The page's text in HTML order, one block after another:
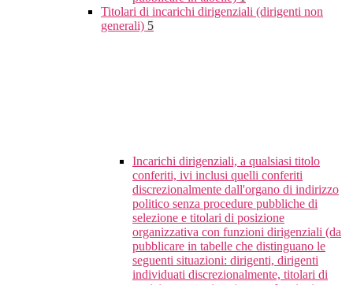
Titolari di incarichi dirigenziali (dirigenti non
generali) 5
Incarichi dirigenziali, a qualsiasi titolo
conferiti, ivi inclusi quelli conferiti
discrezionalmente dall'organo di indirizzo
politico senza procedure pubbliche di
selezione e titolari di posizione
organizzativa con funzioni dirigenziali (da
pubblicare in tabelle che distinguano le
seguenti situazioni: dirigenti, dirigenti
individuati discrezionalmente, titolari di